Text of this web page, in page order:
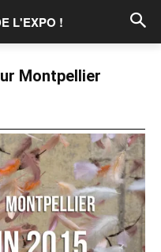
L'EXPO !
Montpellier